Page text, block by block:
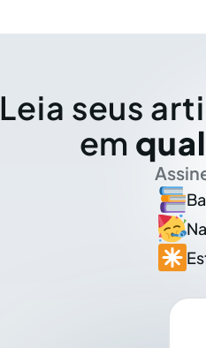
Leia seus
em